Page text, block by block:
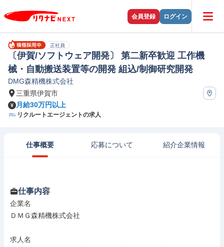
会員登録 ログイン
正社員
〔伊賀/ソフトウェア開発〕 第二新卒歓迎 工作機
械・自動搬送装置等の開発 組込/制御研究開発
DMG森精機株式会社
三重県伊賀市
月給30万円以上
リクルートエージェントの求人
仕事概要 応募について 紹介企業情報
仕事内容
企業名
ＤＭＧ森精機株式会社
求人名